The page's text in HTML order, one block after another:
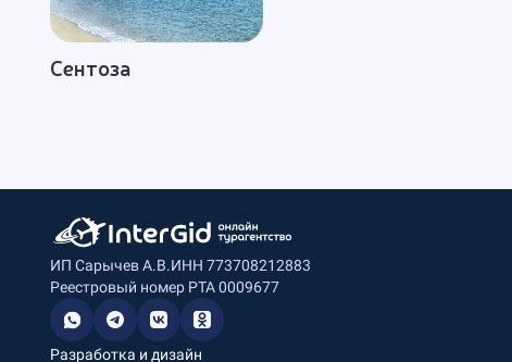
Сентоза
ИП Сарычев А.В.ИНН 773708212883
Реестровый номер РТА 0009677
Разработка и дизайн